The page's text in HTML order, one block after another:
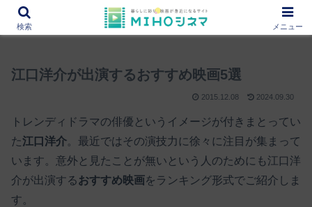
12000作品を紹介！あなたの映画図書館『MIHOシネマ』
江口洋介が出演するおすすめ映画5選
2015.12.08 2024.09.30
トレンディドラマの俳優というイメージが付きまとってい
た江口洋介。最近ではその演技力に徐々に注目が集まって
います。意外と見たことが無いという人のためにも江口洋
介が出演するおすすめ映画をランキング形式でご紹介しま
す。
検索 メニュー